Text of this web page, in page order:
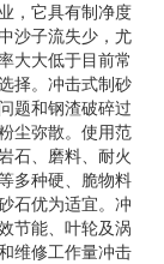
，它具有制净度
沙子流失少，尤
大大低于目前常
择。冲击式制砂
题和钢渣破碎过
尘弥散。使用范
石、磨料、耐火
多种硬、脆物料
石优为适宜。冲
节能、叶轮及涡
维修工作量冲击